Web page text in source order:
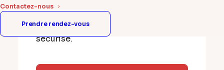
Contactez-nous
Prendre rendez-vous
Si vous avez déjà un compte, veuillez
nous contacter via le clavardage
sécurisé.